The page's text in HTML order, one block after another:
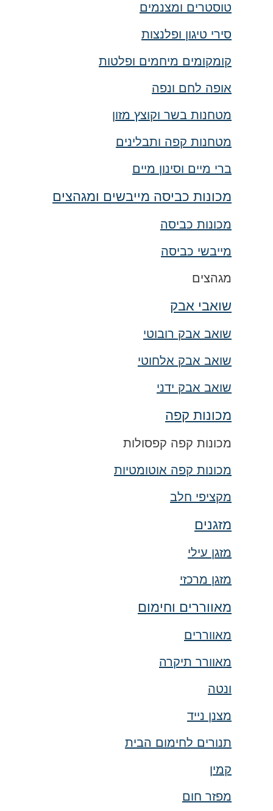
טוסטרים ומצנמים
סירי טיגון ופלנצות
קומקומים מיחמים ופלטות
אופה לחם ונפה
מטחנות בשר וקוצץ מזון
מטחנות קפה ותבלינים
ברי מיים וסינון מיים
מכונות כביסה מייבשים ומגהצים
מכונות כביסה
מייבשי כביסה
מגהצים
שואבי אבק
שואב אבק רובוטי
שואב אבק אלחוטי
שואב אבק ידני
מכונות קפה
מכונות קפה קפסולות
מכונות קפה אוטומטיות
מקציפי חלב
מזגנים
מזגן עילי
מזגן מרכזי
מאווררים וחימום
מאווררים
מאוורר תיקרה
ונטה
מצנן נייד
תנורים לחימום הבית
קמין
מפזר חום